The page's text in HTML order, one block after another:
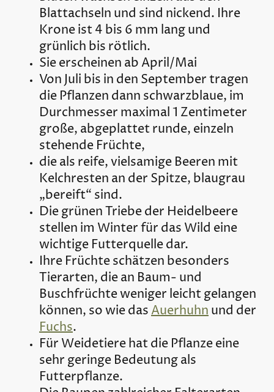
Blattachseln und sind nickend. Ihre
Krone ist 4 bis 6 mm lang und
grünlich bis rötlich.
Sie erscheinen ab April/Mai
Von Juli bis in den September tragen
die Pflanzen dann schwarzblaue, im
Durchmesser maximal 1 Zentimeter
große, abgeplattet runde, einzeln
stehende Früchte,
die als reife, vielsamige Beeren mit
Kelchresten an der Spitze, blaugrau
„bereift“ sind.
Die grünen Triebe der Heidelbeere
stellen im Winter für das Wild eine
wichtige Futterquelle dar.
Ihre Früchte schätzen besonders
Tierarten, die an Baum- und
Buschfrüchte weniger leicht gelangen
können, so wie dasAuerhuhnund der
Fuchs.
Für Weidetiere hat die Pflanze eine
sehr geringe Bedeutung als
Futterpflanze.